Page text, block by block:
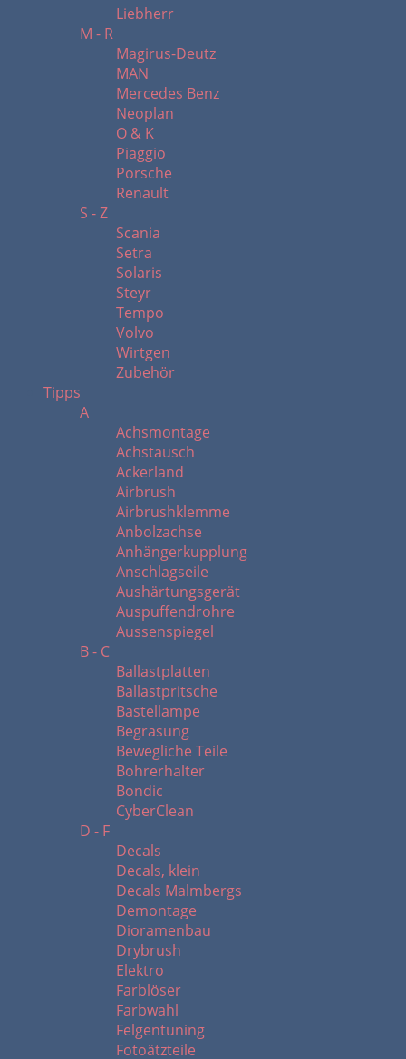
Liebherr
M - R
Magirus-Deutz
MAN
Mercedes Benz
Neoplan
O & K
Piaggio
Porsche
Renault
S - Z
Scania
Setra
Solaris
Steyr
Tempo
Volvo
Wirtgen
Zubehör
Tipps
A
Achsmontage
Achstausch
Ackerland
Airbrush
Airbrushklemme
Anbolzachse
Anhängerkupplung
Anschlagseile
Aushärtungsgerät
Auspuffendrohre
Aussenspiegel
B - C
Ballastplatten
Ballastpritsche
Bastellampe
Begrasung
Bewegliche Teile
Bohrerhalter
Bondic
CyberClean
D - F
Decals
Decals, klein
Decals Malmbergs
Demontage
Dioramenbau
Drybrush
Elektro
Farblöser
Farbwahl
Felgentuning
Fotoätzteile